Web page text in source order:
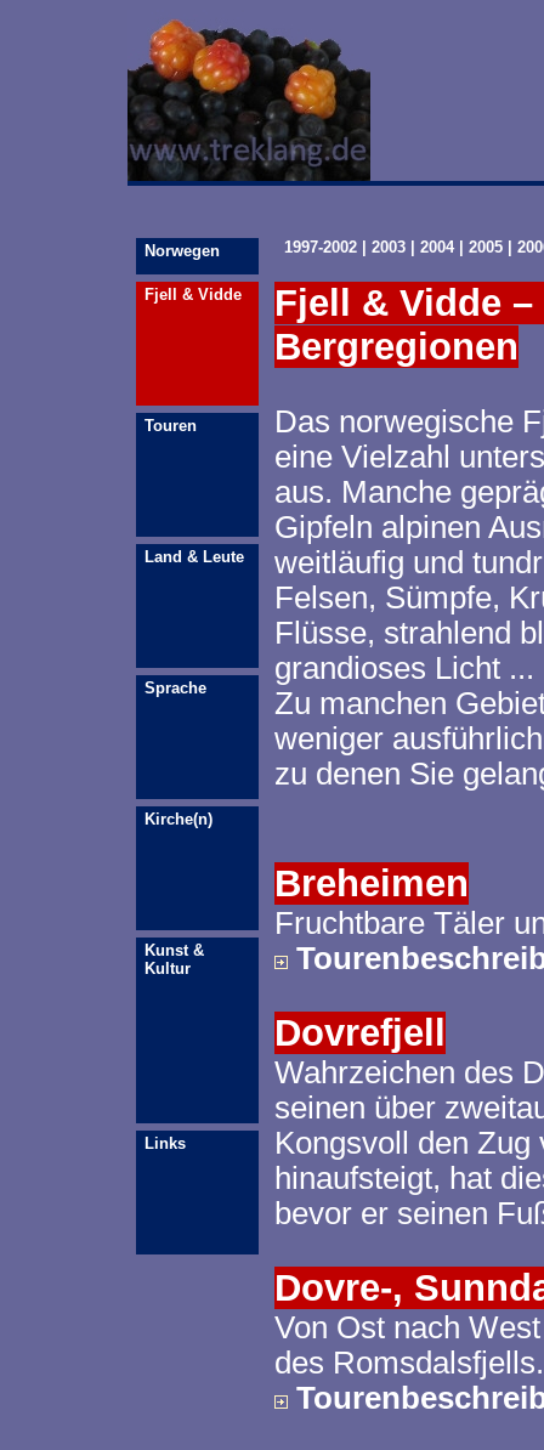
Norwegen 1997-2002| 2003| 2004| 2005|
Fjell & Vidde Fjell & Vidde–
Bergregionen
Das norwegische
eine Vielzahl
aus. Manche
Gipfeln alpinen
weitläufig und
Felsen, Sümpfe,
Flüsse, strahlend
grandioses Licht ...
Zu manchen
weniger
zu denen Sie
Breheimen
Fruchtbare Täler
Dovrefjell
Wahrzeichen des
seinen über
Kongsvoll
den Zug
hinaufsteigt, hat
bevor er seinen
Dovre-,
Von Ost nach
des Romsdalsfjells.
Touren
Land & Leute
Sprache
Kirche(n)
Kunst &
Kultur
Links